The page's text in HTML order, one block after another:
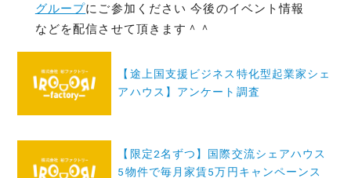
グループにご参加ください 今後のイベント情報
などを配信させて頂きます＾＾
投
【途上国支援ビジネス特化型起業家シェ
アハウス】アンケート調査
【限定2名ずつ】国際交流シェアハウス
5物件で毎月家賃5万円キャンペーンス